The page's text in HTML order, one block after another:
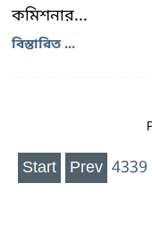
কমিশনার...
বিস্তারিত ...
Start Prev 4339